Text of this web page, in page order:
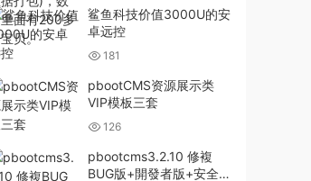
鲨鱼科技价值3000U的安
卓远控
181
pbootCMS资源展示类
VIP模板三套
126
pbootcms3.2.10 修複
BUG版+開發者版+安全加